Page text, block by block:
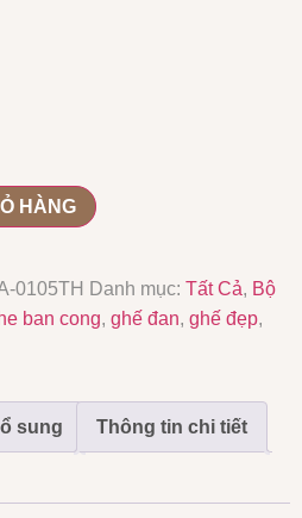
HÀNG
0105TH Danh mục: Tất Cả, Bộ
ban cong, ghế đan, ghế đẹp,
sung Thông tin chi tiết